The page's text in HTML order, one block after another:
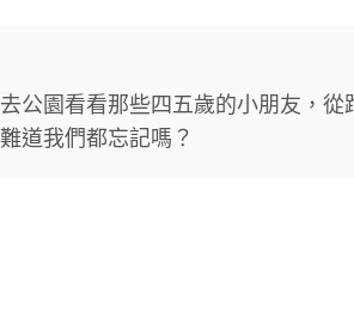
公園看看那些四五歲的小朋友，
道我們都忘記嗎？